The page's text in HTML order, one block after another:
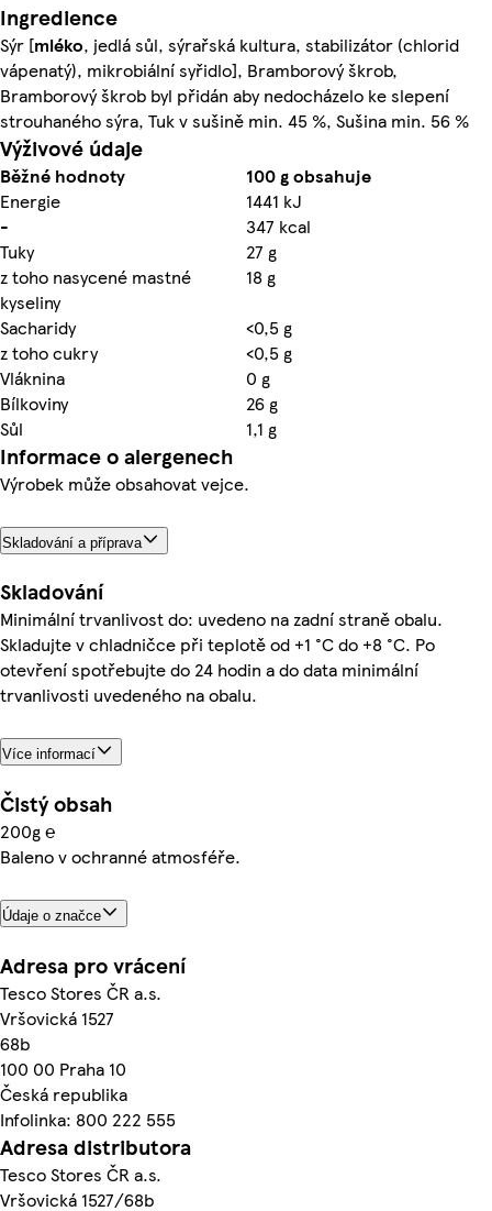
Ingredience
Sýr [mléko, jedlá sůl, sýrařská kultura, stabilizátor (chlorid
vápenatý), mikrobiální syřidlo], Bramborový škrob,
Bramborový škrob byl přidán aby nedocházelo ke slepení
strouhaného sýra, Tuk v sušině min. 45 %, Sušina min. 56 %
Výživové údaje
Běžné hodnoty
100 g obsahuje
Energie
1441 kJ
-
347 kcal
Tuky
27 g
z toho nasycené mastné
kyseliny
18 g
Sacharidy
<0,5 g
z toho cukry
<0,5 g
Vláknina
0 g
Bílkoviny
26 g
Sůl
1,1 g
Informace o alergenech
Výrobek může obsahovat vejce.
Skladování a příprava
Skladování
Minimální trvanlivost do: uvedeno na zadní straně obalu.
Skladujte v chladničce při teplotě od +1 °C do +8 °C. Po
otevření spotřebujte do 24 hodin a do data minimální
trvanlivosti uvedeného na obalu.
Více informací
Čistý obsah
200g ℮
Baleno v ochranné atmosféře.
Údaje o značce
Adresa pro vrácení
Tesco Stores ČR a.s.
Vršovická 1527
68b
100 00 Praha 10
Česká republika
Infolinka: 800 222 555
Adresa distributora
Tesco Stores ČR a.s.
Vršovická 1527/68b